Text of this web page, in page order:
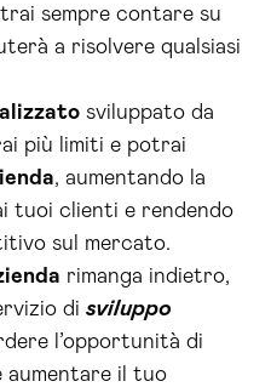
sempre contare su
a risolvere qualsiasi
sviluppato da
più limiti e potrai
, aumentando la
tuoi clienti e rendendo
sul mercato.
rimanga indietro,
di sviluppo
l’opportunità di
aumentare il tuo